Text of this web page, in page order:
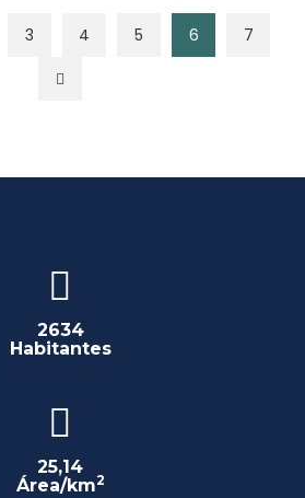
3 4 5 6 7
2634
Habitantes
25,14
Área/km2